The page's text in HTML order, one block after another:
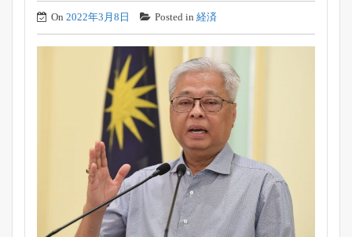
On 2022年3月8日 Posted in 経済